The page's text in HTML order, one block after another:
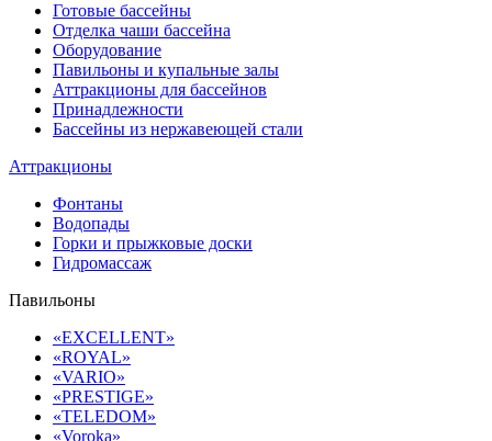
Готовые бассейны
Отделка чаши бассейна
Оборудование
Павильоны и купальные залы
Аттракционы для бассейнов
Принадлежности
Бассейны из нержавеющей стали
Аттракционы
Фонтаны
Водопады
Горки и прыжковые доски
Гидромассаж
Павильоны
«EXCELLENT»
«ROYAL»
«VARIO»
«PRESTIGE»
«TELEDOM»
«Voroka»